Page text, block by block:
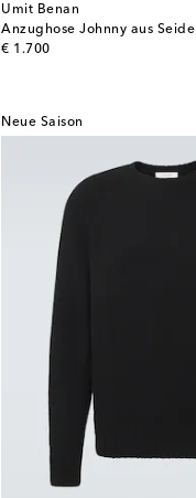
Umit Benan
Anzughose Johnny aus Seide
€ 1.700
original price
Neue Saison